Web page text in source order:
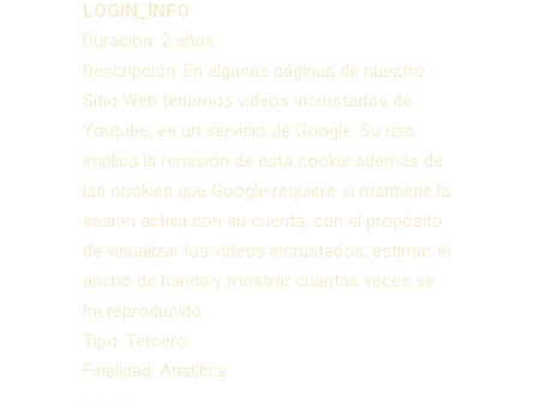
LOGIN_INFO
Duración: 2 años
Descripción: En algunas páginas de nuestro
Sitio Web tenemos vídeos incrustados de
Youtube, es un servicio de Google. Su uso
implica la remisión de esta cookie además de
las cookies que Google requiere si mantiene la
sesión activa con su cuenta, con el propósito
de visualizar los vídeos incrustados, estimar el
ancho de banda y mostrar cuantas veces se
ha reproducido.
Tipo: Tercero
Finalidad: Analítica